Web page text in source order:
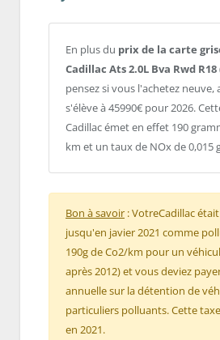
En plus du prix de la carte
Cadillac Ats 2.0L Bva Rwd
pensez si vous l'achetez neuve,
s'élève à 45990€ pour 2026.
Cadillac émet en effet 190
km et un taux de NOx de 0,015
Bon à savoir : VotreCadillac
jusqu'en javier 2021 comme
190g de Co2/km pour un
après 2012) et vous deviez
annuelle sur la détention de
particuliers polluants. Cette
en 2021.